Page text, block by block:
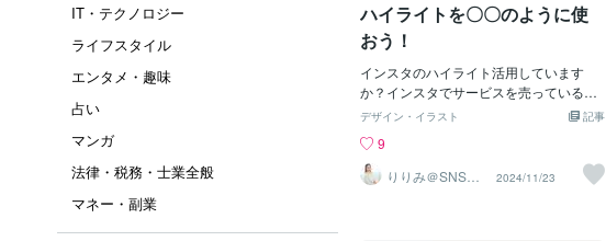
IT・テクノロジー
ライフスタイル
エンタメ・趣味
占い
マンガ
法律・税務・士業全般
マネー・副業
ハイライトを〇〇のように使
おう！
インスタのハイライト活用しています
か？インスタでサービスを売っている人
にとって、ハイライトは重要な機能とな
ジのように使うストーリーズで配信した
ものを、ハイライトに落とし込み、ここ
を使って、ホームページのように閲覧し
記事
デザイン・イラスト
9
りりみ＠SNSイ
ンスタ運用
2024/11/23